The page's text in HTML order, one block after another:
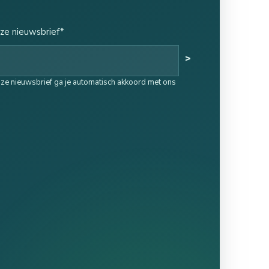
nieuwsbrief*
>
nieuwsbrief ga je automatisch akkoord met ons